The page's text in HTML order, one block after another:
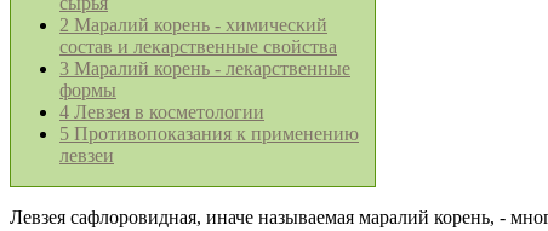
2 Маралий корень - химический
состав и лекарственные свойства
3 Маралий корень - лекарственные
формы
4 Левзея в косметологии
5 Противопоказания к применению
левзеи
Левзея сафлоровидная, иначе называемая маралий корень, -